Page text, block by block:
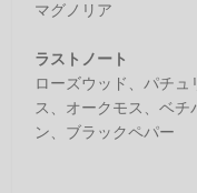
マグノリア
ラストノート
ローズウッド、パチ
ス、オークモス、ベチ
ン、ブラックペパー